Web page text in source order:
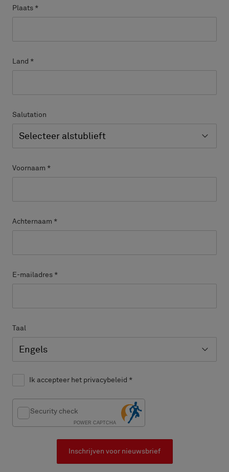
Plaats *
Land *
Salutation
Voornaam *
Achternaam *
E-mailadres *
Taal
Ik accepteer het privacybeleid *
Security check
POWER CAPTCHA
Inschrijven voor nieuwsbrief